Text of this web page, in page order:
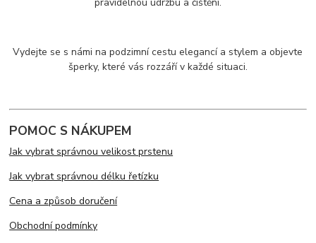
Vydejte se s námi na podzimní cestu elegancí a stylem a objevte
šperky, které vás rozzáří v každé situaci.
POMOC S NÁKUPEM
Jak vybrat správnou velikost prstenu
Jak vybrat správnou délku řetízku
Cena a způsob doručení
Obchodní podmínky